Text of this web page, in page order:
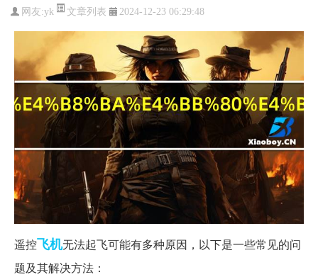
网友:yk 文章列表 2024-12-23 06:29:48
遥控飞机无法起飞可能有多种原因，以下是一些常见的问
题及其解决方法：